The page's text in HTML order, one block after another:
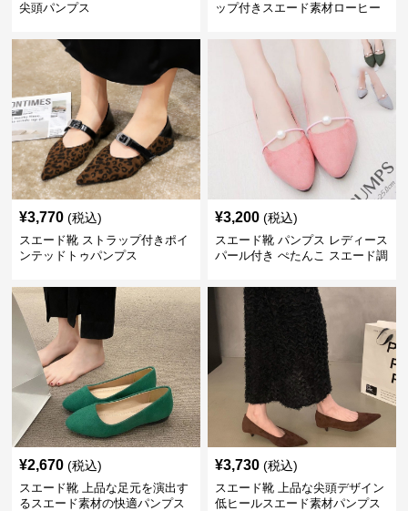
尖頭パンプス
ップ付きスエード素材ローヒー
¥3,770 (税込)
スエード靴 ストラップ付きポイ
ンテッドトゥパンプス
¥3,200 (税込)
スエード靴 パンプス レディース
パール付き ぺたんこ スエード調
¥2,670 (税込)
スエード靴 上品な足元を演出す
るスエード素材の快適パンプス
¥3,730 (税込)
スエード靴 上品な尖頭デザイン
低ヒールスエード素材パンプス